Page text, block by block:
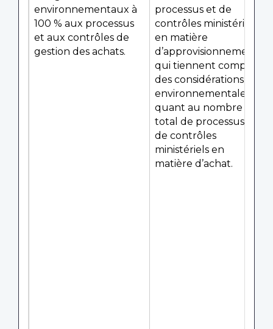
environnementaux à
100 % aux processus
et aux contrôles de
gestion des achats.
processus et de
contrôles ministériels
en matière
d’approvisionnement
qui tiennent compte
des considérations
environnementales
quant au nombre
total de processus et
de contrôles
ministériels en
matière d’achat.